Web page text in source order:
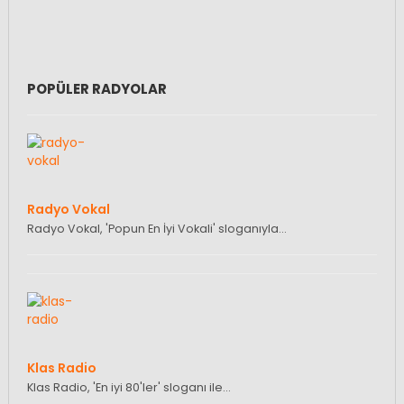
POPÜLER RADYOLAR
Radyo Vokal
Radyo Vokal, 'Popun En İyi Vokali' sloganıyla…
Klas Radio
Klas Radio, 'En iyi 80'ler' sloganı ile…